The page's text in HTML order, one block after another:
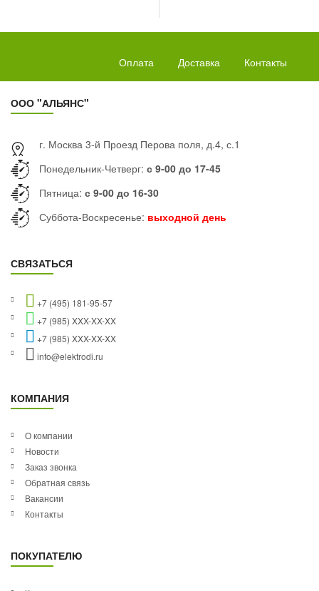
Оплата Доставка Контакты
ООО "АЛЬЯНС"
г. Москва 3-й Проезд Перова поля, д.4, с.1
Понедельник-Четверг: с 9-00 до 17-45
Пятница: с 9-00 до 16-30
Суббота-Воскресенье: выходной день
СВЯЗАТЬСЯ
+7 (495) 181-95-57
+7 (985) XXX-XX-XX
+7 (985) XXX-XX-XX
info@elektrodi.ru
КОМПАНИЯ
О компании
Новости
Заказ звонка
Обратная связь
Вакансии
Контакты
ПОКУПАТЕЛЮ